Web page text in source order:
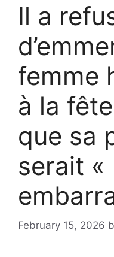
Il a
femme
à la
que sa
serait «
February 15, 2026